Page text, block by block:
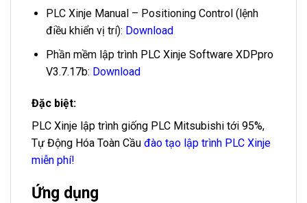
PLC Xinje Manual – Positioning Control (lệnh
điều khiển vị trí): Download
Phần mềm lập trình PLC Xinje Software XDPpro
V3.7.17b: Download
Đặc biệt:
PLC Xinje lập trình giống PLC Mitsubishi tới 95%,
Tự Động Hóa Toàn Cầu đào tạo lập trình PLC Xinje
miễn phí!
Ứng dụng